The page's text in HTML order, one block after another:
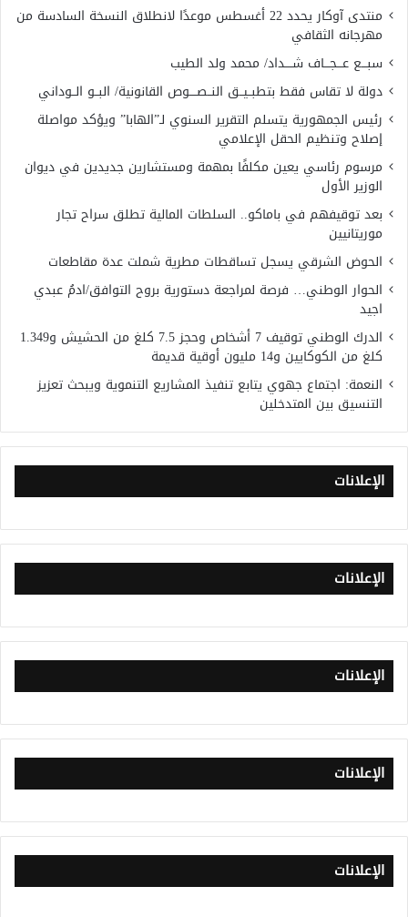
منتدى آوكار يحدد 22 أغسطس موعدًا لانطلاق النسخة السادسة من
مهرجانه الثقافي
سبـــع عـــجـــاف شــــداد/ محمد ولد الطيب
دولة لا تقاس فقط بتطبــيــق النــصــــوص القانونية/ البــو الــوداني
رئيس الجمهورية يتسلم التقرير السنوي لـ”الهابا” ويؤكد مواصلة
إصلاح وتنظيم الحقل الإعلامي
مرسوم رئاسي يعين مكلفًا بمهمة ومستشارين جديدين في ديوان
الوزير الأول
بعد توقيفهم في باماكو.. السلطات المالية تطلق سراح تجار
موريتانيين
الحوض الشرقي يسجل تساقطات مطرية شملت عدة مقاطعات
الحوار الوطني… فرصة لمراجعة دستورية بروح التوافق/ادمُ عبدي
اجيد
الدرك الوطني توقيف 7 أشخاص وحجز 7.5 كلغ من الحشيش و1.349
كلغ من الكوكايين و14 مليون أوقية قديمة
النعمة: اجتماع جهوي يتابع تنفيذ المشاريع التنموية ويبحث تعزيز
التنسيق بين المتدخلين
الإعلانات
الإعلانات
الإعلانات
الإعلانات
الإعلانات